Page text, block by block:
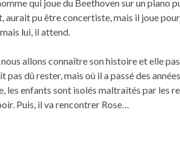
qui joue du Beethoven sur un piano
aurait pu être concertiste, mais il joue
lui, il attend.
allons connaître son histoire et elle
pas dû rester, mais où il a passé des
les enfants sont isolés maltraités par les
Puis, il va rencontrer Rose…